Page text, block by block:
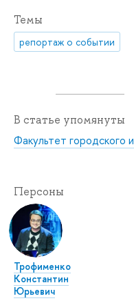
Темы
репортаж о событии
В статье упомянуты
Факультет городского
Персоны
Трофименко
Константин
Юрьевич